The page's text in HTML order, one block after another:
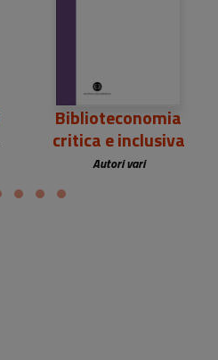
Biblioteconomia
critica e inclusiva
Autori vari